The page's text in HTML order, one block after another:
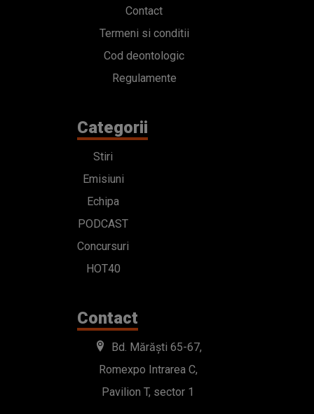
Contact
Termeni si conditii
Cod deontologic
Regulamente
Categorii
Stiri
Emisiuni
Echipa
PODCAST
Concursuri
HOT40
Contact
Bd. Mărăști 65-67,
Romexpo Intrarea C,
Pavilion T, sector 1